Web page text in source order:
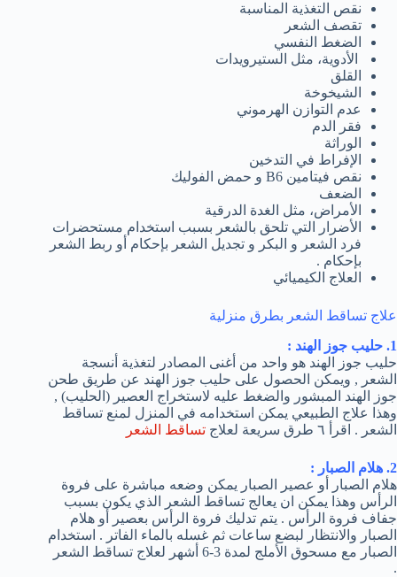
نقص التغذية المناسبة
تقصف الشعر
الضغط النفسي
الأدوية، مثل الستيرويدات
القلق
الشيخوخة
عدم التوازن الهرموني
فقر الدم
الوراثة
الإفراط في التدخين
نقص فيتامين B6 و حمض الفوليك
الضعف
الأمراض، مثل الغدة الدرقية
الأضرار التي تلحق بالشعر بسبب استخدام مستحضرات
فرد الشعر و البكر و تجديل الشعر بإحكام أو ربط الشعر
بإحكام .
العلاج الكيميائي
علاج تساقط الشعر بطرق منزلية
1. حليب جوز الهند :
حليب جوز الهند هو واحد من أغنى المصادر لتغذية أنسجة
الشعر , ويمكن الحصول على حليب جوز الهند عن طريق طحن
جوز الهند المبشور والضغط عليه لاستخراج العصير (الحليب) ,
وهذا علاج الطبيعي يمكن استخدامه في المنزل لمنع تساقط
الشعر . اقرأ ٦ طرق سريعة لعلاج
تساقط الشعر
2. هلام الصبار :
هلام الصبار أو عصير الصبار يمكن وضعه مباشرة على فروة
الرأس وهذا يمكن ان يعالج تساقط الشعر الذي يكون بسبب
جفاف فروة الرأس . يتم تدليك فروة الرأس بعصير أو هلام
الصبار والانتظار لبضع ساعات ثم غسله بالماء الفاتر . استخدام
الصبار مع مسحوق الأملج لمدة 3-6 أشهر لعلاج تساقط الشعر
.